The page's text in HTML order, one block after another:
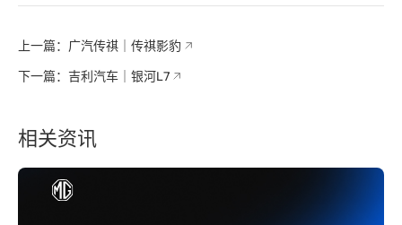
上一篇：广汽传祺｜传祺影豹
下一篇：吉利汽车｜银河L7
相关资讯